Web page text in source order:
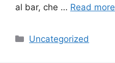
al bar, che … Read more
Categories
Uncategorized